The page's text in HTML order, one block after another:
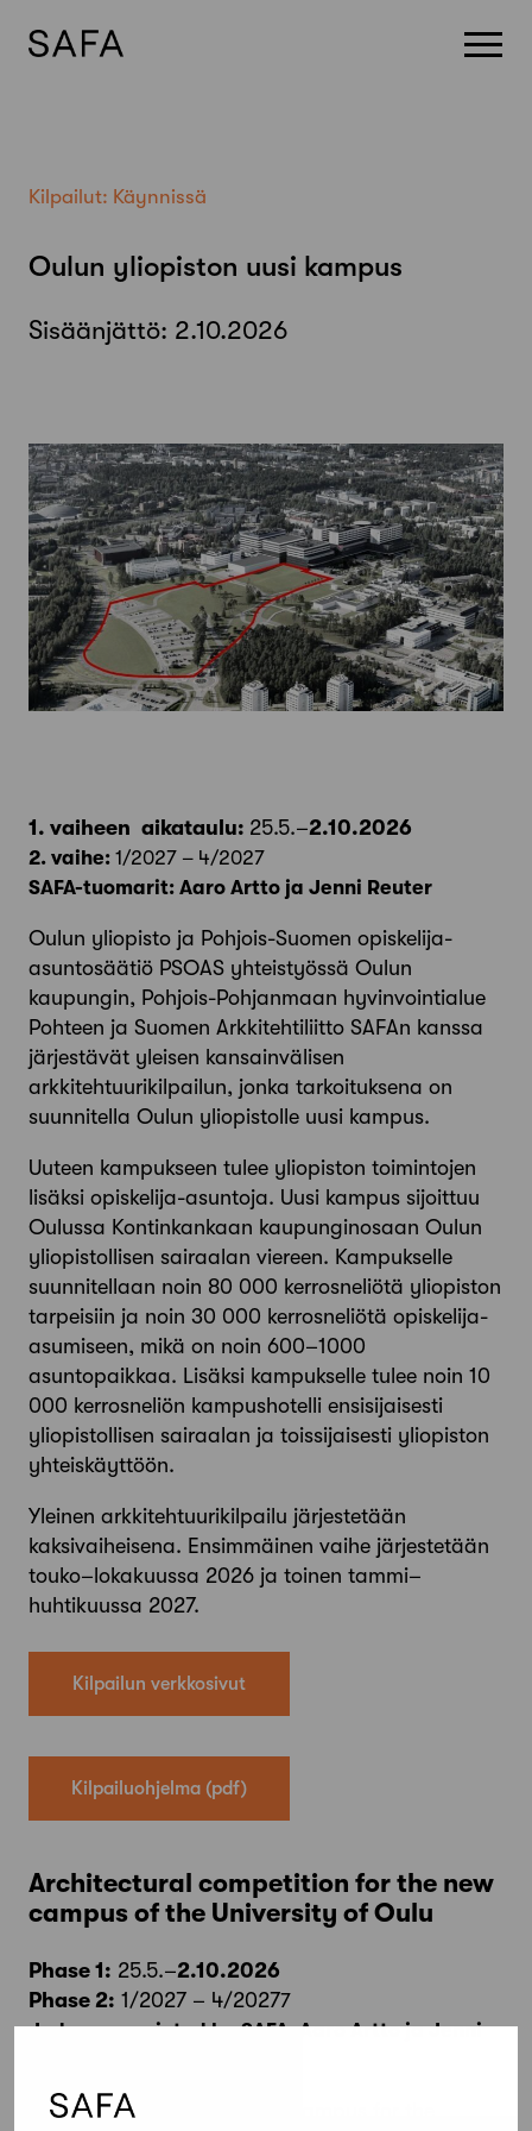
Kilpailut: Käynnissä
Oulun yliopiston uusi kampus
Sisäänjättö: 2.10.2026
1. vaiheen aikataulu: 25.5.–2.10.2026
2. vaihe: 1/2027 – 4/2027
SAFA-tuomarit: Aaro Artto ja Jenni Reuter
Oulun yliopisto ja Pohjois-Suomen opiskelija-
asuntosäätiö PSOAS yhteistyössä Oulun
kaupungin, Pohjois-​Pohjanmaan hyvinvointialue
Pohteen ja Suomen Arkkitehtiliitto SAFAn kanssa
järjestävät yleisen kansainvälisen
arkkitehtuurikilpailun, jonka tarkoituksena on
suunnitella Oulun yliopistolle uusi kampus.
Uuteen kampukseen tulee yliopiston toimintojen
lisäksi opiskelija-asuntoja. Uusi kampus sijoittuu
Oulussa Kontinkankaan kaupunginosaan Oulun
yliopistollisen sairaalan viereen. Kampukselle
suunnitellaan noin 80 000 kerrosneliötä yliopiston
tarpeisiin ja noin 30 000 kerrosneliötä opiskelija-
asumiseen, mikä on noin 600–1000
asuntopaikkaa. Lisäksi kampukselle tulee noin 10
000 kerrosneliön kampushotelli ensisijaisesti
yliopistollisen sairaalan ja toissijaisesti yliopiston
yhteiskäyttöön.
Yleinen arkkitehtuurikilpailu järjestetään
kaksivaiheisena. Ensimmäinen vaihe järjestetään
touko–lokakuussa 2026 ja toinen tammi–
huhtikuussa 2027.
Kilpailun verkkosivut
Kilpailuohjelma
Architectural competition for the new
campus of the University of Oulu
Phase 1: 25.5.–2.10.2026
Phase 2: 1/2027 – 4/20277
Judges appointed by SAFA: Aaro Artto ja Jenni
The task is to design a new campus for the